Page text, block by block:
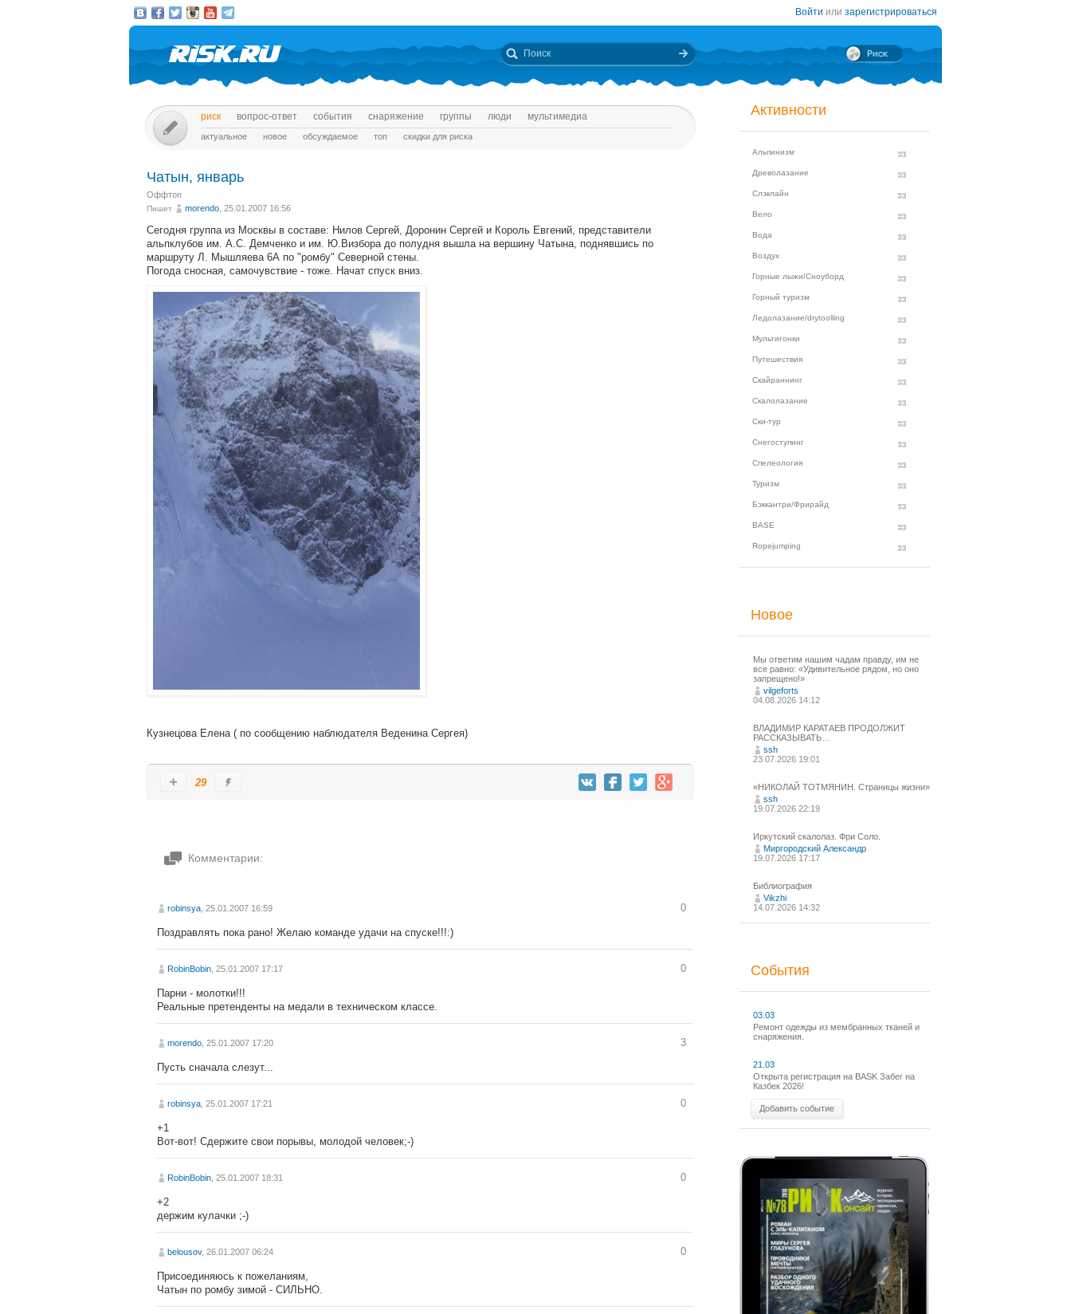
Войти или зарегистрироваться
риск вопрос-ответ события снаряжение группы люди мультимедиа
актуальное новое обсуждаемое топ скидки для риска
Чатын, январь
Оффтоп
Пишет morendo , 25.01.2007 16:56
Сегодня группа из Москвы в составе: Нилов Сергей, Доронин Сергей и Король Евгений, представители
альпклубов им. А.С. Демченко и им. Ю.Визбора до полудня вышла на вершину Чатына, поднявшись по
маршруту Л. Мышляева 6А по "ромбу" Северной стены.
Погода сносная, самочувствие - тоже. Начат спуск вниз.
Кузнецова Елена ( по сообщению наблюдателя Веденина Сергея)
29
Комментарии:
robinsya , 25.01.2007 16:59 0
Поздравлять пока рано! Желаю команде удачи на спуске!!!:)
RobinBobin , 25.01.2007 17:17 0
Парни - молотки!!!
Реальные претенденты на медали в техническом классе.
morendo , 25.01.2007 17:20 3
Пусть сначала слезут...
robinsya , 25.01.2007 17:21 0
+1
Вот-вот! Сдержите свои порывы, молодой человек;-)
RobinBobin , 25.01.2007 18:31 0
+2
держим кулачки ;-)
belousov, 26.01.2007 06:24 0
Присоединяюсь к пожеланиям,
Чатын по ромбу зимой - СИЛЬНО.
Активности
Альпинизм
Древолазание
Слэклайн
Вело
Вода
Воздух
Горные лыжи/Сноуборд
Горный туризм
Ледолазание/drytoolling
Мультигонки
Путешествия
Скайраннинг
Скалолазание
Ски-тур
Снегоступинг
Спелеология
Туризм
Бэккантри/Фрирайд
BASE
Ropejumping
Новое
Мы ответим нашим чадам правду, им не
все равно: «Удивительное рядом, но оно
запрещено!»
vilgeforts
04.08.2026 14:12
ВЛАДИМИР КАРАТАЕВ ПРОДОЛЖИТ
РАССКАЗЫВАТЬ…
ssh
23.07.2026 19:01
«НИКОЛАЙ ТОТМЯНИН. Страницы жизни»
ssh
19.07.2026 22:19
Иркутский скалолаз. Фри Соло.
Миргородский Александр
19.07.2026 17:17
Библиография
Vikzhi
14.07.2026 14:32
События
03.03
Ремонт одежды из мембранных тканей и
снаряжения.
21.03
Открыта регистрация на BASK Забег на
Казбек 2026!
Добавить событие